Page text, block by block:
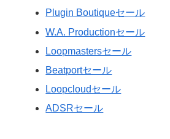
Plugin Boutiqueセール
W.A. Productionセール
Loopmastersセール
Beatportセール
Loopcloudセール
ADSRセール